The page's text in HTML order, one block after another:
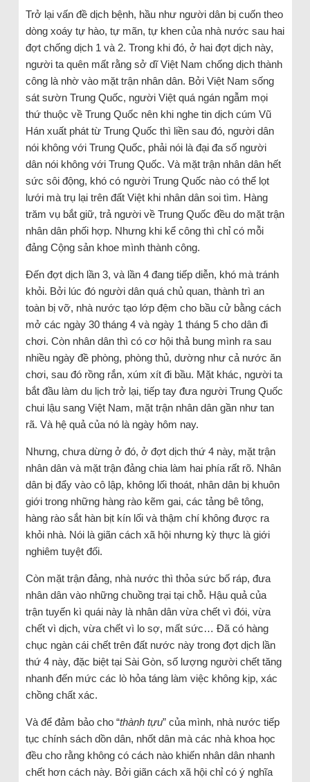
Trở lại vấn đề dịch bệnh, hầu như người dân bị cuốn theo
dòng xoáy tự hào, tự mãn, tự khen của nhà nước sau hai
đợt chống dịch 1 và 2. Trong khi đó, ở hai đợt dịch này,
người ta quên mất rằng sở dĩ Việt Nam chống dịch thành
công là nhờ vào mặt trận nhân dân. Bởi Việt Nam sống
sát sườn Trung Quốc, người Việt quá ngán ngẫm mọi
thứ thuộc về Trung Quốc nên khi nghe tin dịch cúm Vũ
Hán xuất phát từ Trung Quốc thì liền sau đó, người dân
nói không với Trung Quốc, phải nói là đại đa số người
dân nói không với Trung Quốc. Và mặt trận nhân dân hết
sức sôi động, khó có người Trung Quốc nào có thể lọt
lưới mà trụ lại trên đất Việt khi nhân dân soi tìm. Hàng
trăm vụ bắt giữ, trả người về Trung Quốc đều do mặt trận
nhân dân phối hợp. Nhưng khi kể công thì chỉ có mỗi
đảng Cộng sản khoe mình thành công.
Đến đợt dịch lần 3, và lần 4 đang tiếp diễn, khó mà tránh
khỏi. Bởi lúc đó người dân quá chủ quan, thành trì an
toàn bị vỡ, nhà nước tạo lớp đệm cho bầu cử bằng cách
mở các ngày 30 tháng 4 và ngày 1 tháng 5 cho dân đi
chơi. Còn nhân dân thì có cơ hội thả bung mình ra sau
nhiều ngày đề phòng, phòng thủ, dường như cả nước ăn
chơi, sau đó rồng rắn, xúm xít đi bầu. Mặt khác, người ta
bắt đầu làm du lịch trở lại, tiếp tay đưa người Trung Quốc
chui lậu sang Việt Nam, mặt trận nhân dân gần như tan
rã. Và hệ quả của nó là ngày hôm nay.
Nhưng, chưa dừng ở đó, ở đợt dịch thứ 4 này, mặt trận
nhân dân và mặt trận đảng chia làm hai phía rất rõ. Nhân
dân bị đẩy vào cô lập, không lối thoát, nhân dân bị khuôn
giới trong những hàng rào kẽm gai, các tảng bê tông,
hàng rào sắt hàn bịt kín lối và thậm chí không được ra
khỏi nhà. Nói là giãn cách xã hội nhưng kỳ thực là giới
nghiêm tuyệt đối.
Còn mặt trận đảng, nhà nước thì thỏa sức bố ráp, đưa
nhân dân vào những chuồng trại tại chỗ. Hậu quả của
trận tuyến kì quái này là nhân dân vừa chết vì đói, vừa
chết vì dịch, vừa chết vì lo sợ, mất sức… Đã có hàng
chục ngàn cái chết trên đất nước này trong đợt dịch lần
thứ 4 này, đặc biệt tại Sài Gòn, số lượng người chết tăng
nhanh đến mức các lò hỏa táng làm việc không kịp, xác
chồng chất xác.
Và để đảm bảo cho “thành tựu” của mình, nhà nước tiếp
tục chính sách dồn dân, nhốt dân mà các nhà khoa học
đều cho rằng không có cách nào khiến nhân dân nhanh
chết hơn cách này. Bởi giãn cách xã hội chỉ có ý nghĩa